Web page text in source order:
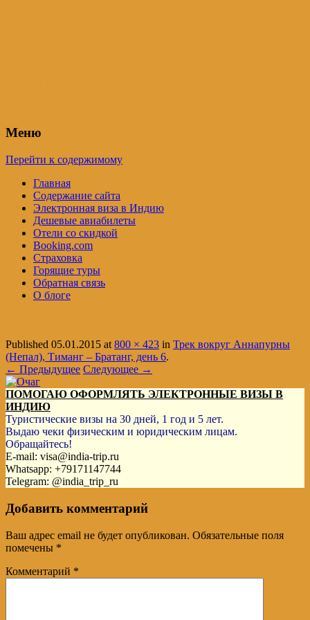
Меню
Перейти к содержимому
Главная
Содержание сайта
Электронная виза в Индию
Дешевые авиабилеты
Отели со скидкой
Booking.com
Страховка
Горящие туры
Обратная связь
О блоге
Published 05.01.2015 at800 × 423 in Трек вокруг Аннапурны
(Непал), Тиманг – Братанг, день 6.
← Предыдущее Следующее →
ПОМОГАЮ ОФОРМЛЯТЬ ЭЛЕКТРОННЫЕ ВИЗЫ В
ИНДИЮ
Туристические визы на 30 дней, 1 год и 5 лет.
Выдаю чеки физическим и юридическим лицам.
Обращайтесь!
E-mail: visa@india-trip.ru
Whatsapp: +79171147744
Telegram: @india_trip_ru
Добавить комментарий
Ваш адрес email не будет опубликован. Обязательные поля
помечены *
Комментарий *